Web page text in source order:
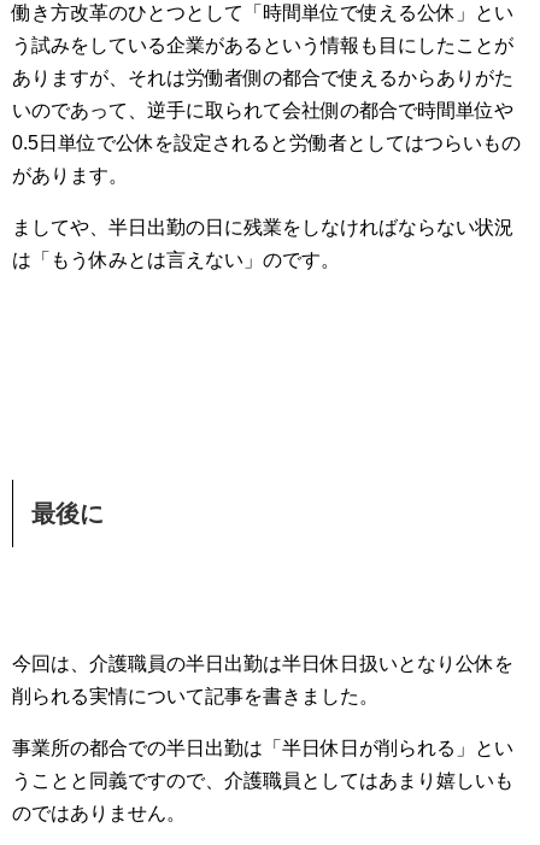
働き方改革のひとつとして「時間単位で使える公休」とい
う試みをしている企業があるという情報も目にしたことが
ありますが、それは労働者側の都合で使えるからありがた
いのであって、逆手に取られて会社側の都合で時間単位や
0.5日単位で公休を設定されると労働者としてはつらいもの
があります。
ましてや、半日出勤の日に残業をしなければならない状況
は「もう休みとは言えない」のです。
最後に
今回は、介護職員の半日出勤は半日休日扱いとなり公休を
削られる実情について記事を書きました。
事業所の都合での半日出勤は「半日休日が削られる」とい
うことと同義ですので、介護職員としてはあまり嬉しいも
のではありません。